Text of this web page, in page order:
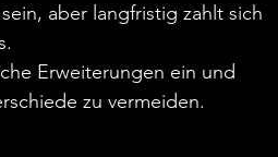
aber langfristig zahlt sich
Erweiterungen ein und
zu vermeiden.